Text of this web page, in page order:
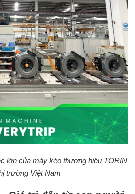
lớn của máy kéo thương hiệu TORIN
trường Việt Nam